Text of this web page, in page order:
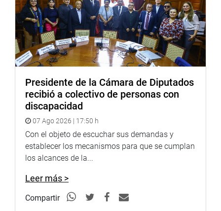
Puede encontrar más información en nuestra página web
y redes sociales.
Heraldo:http://www.goo.gl/Ty5Tto
Portal:http://www.congreso.gob.pe/
Facebook:https://goo.gl/s5t7XN
Twitter:https://goo.gl/iMywRR
https://goo.gl/VBXBNk
Radio:http://www.goo.gl/hMwTg1
fotografia.congreso.gob.pe
Presidente de la Cámara de Diputados
recibió a colectivo de personas con
discapacidad
07 Ago 2026 | 17:50 h
Con el objeto de escuchar sus demandas y
establecer los mecanismos para que se cumplan
los alcances de la...
Leer más >
Compartir